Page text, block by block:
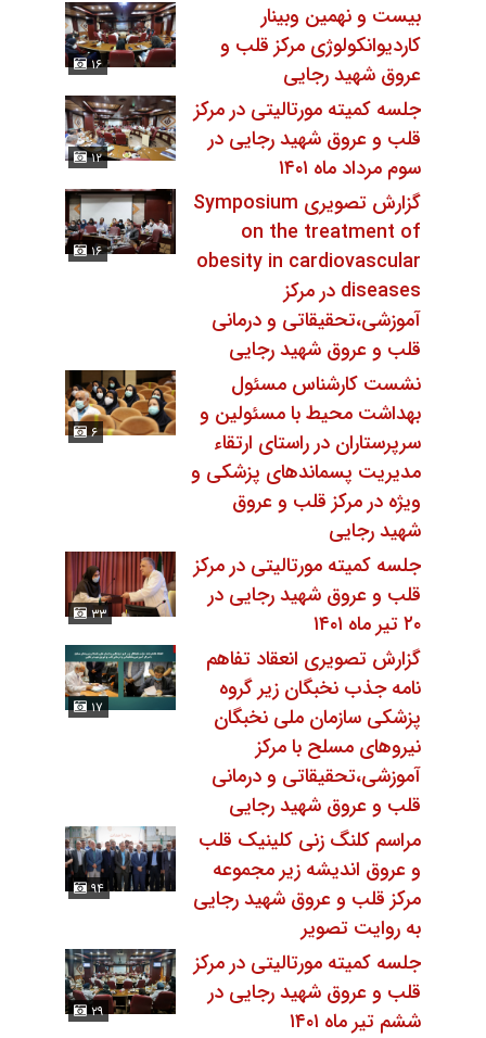
۱۶
بیست و نهمین وبینار
کاردیوانکولوژی مرکز قلب و
عروق شهید رجایی
۱۲
جلسه کمیته مورتالیتی در مرکز
قلب و عروق شهید رجایی در
سوم مرداد ماه ۱۴۰۱
۱۶
گزارش تصویری Symposium
on the treatment of
obesity in cardiovascular
diseases در مرکز
آموزشی،تحقیقاتی و درمانی
قلب و عروق شهید رجایی
۶
نشست کارشناس مسئول
بهداشت محیط با مسئولین و
سرپرستاران در راستای ارتقاء
مدیریت پسماندهای پزشکی و
ویژه در مرکز قلب و عروق
شهید رجایی
۳۳
جلسه کمیته مورتالیتی در مرکز
قلب و عروق شهید رجایی در
۲۰ تیر ماه ۱۴۰۱
۱۷
گزارش تصویری انعقاد تفاهم
نامه‌ جذب نخبگان زیر گروه
پزشکی سازمان ملی نخبگان
نیروهای مسلح با مرکز
آموزشی،تحقیقاتی و درمانی
قلب و عروق شهید رجایی
۹۴
مراسم کلنگ زنی کلینیک قلب
و عروق اندیشه زیر مجموعه
مرکز قلب و عروق شهید رجایی
به روایت تصویر
۲۹
جلسه کمیته مورتالیتی در مرکز
قلب و عروق شهید رجایی در
ششم تیر ماه ۱۴۰۱